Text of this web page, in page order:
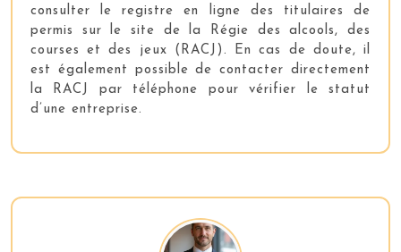
consulter le registre en ligne des titulaires de
permis sur le site de la Régie des alcools, des
courses et des jeux (RACJ). En cas de doute, il
est également possible de contacter directement
la RACJ par téléphone pour vérifier le statut
d’une entreprise.